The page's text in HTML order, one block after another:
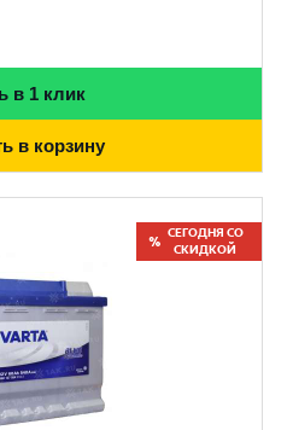
в 1 клик
в корзину
СЕГОДНЯ СО
СКИДКОЙ